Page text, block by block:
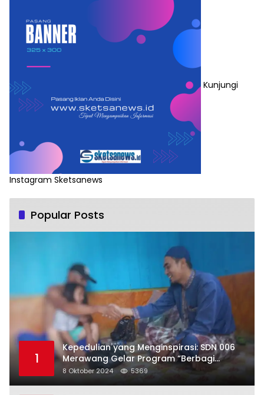
Kunjungi
Instagram Sketsanews
Popular Posts
1
Kepedulian yang Menginspirasi: SDN 006
Merawang Gelar Program “Berbagi
Segenggam Beras”
8 Oktober 2024 5369